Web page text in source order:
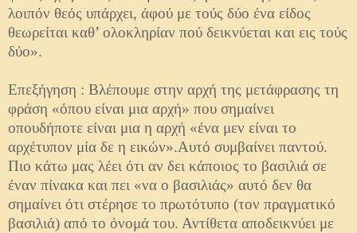
λοιπόν θεός υπάρχει, άφού με τούς δύο ένα είδος
θεωρείται καθ’ ολοκληρίαν πού δεικνύεται και εις τούς
δύο».
Επεξήγηση : Βλέπουμε στην αρχή της μετάφρασης τη
φράση «όπου είναι μια αρχή» που σημαίνει
οπουδήποτε είναι μια η αρχή «ένα μεν είναι το
αρχέτυπον μία δε η εικών».Αυτό συμβαίνει παντού.
Πιο κάτω μας λέει ότι αν δει κάποιος το βασιλιά σε
έναν πίνακα και πει «να ο βασιλιάς» αυτό δεν θα
σημαίνει ότι στέρησε το πρωτότυπο (τον πραγματικό
βασιλιά) από το όνομά του. Αντίθετα αποδεικνύει με